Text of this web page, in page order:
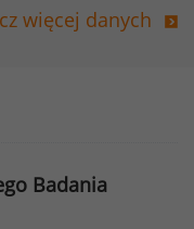
więcej danych
Badania